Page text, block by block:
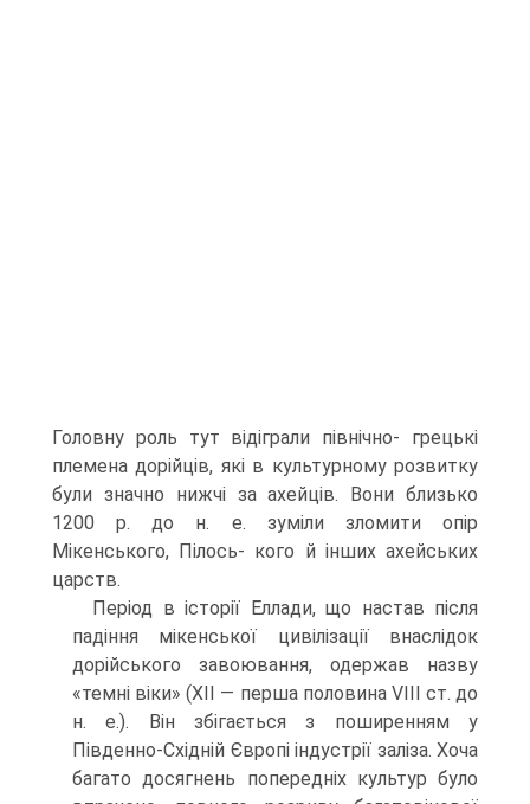
Головну роль тут відіграли північно- грецькі
племена дорійців, які в культурному розвитку
були значно нижчі за ахейців. Вони близько
1200 р. до н. е. зуміли зломити опір
Мікенського, Пілось- кого й інших ахейських
царств.
Період в історії Еллади, що настав після
падіння мікенської цивілізації вна­слідок
дорійського завоювання, одержав назву
«темні віки» (XII — перша поло­вина VIII ст. до
н. е.). Він збігається з поширенням у
Південно-Східній Європі індустрії заліза. Хоча
багато досягнень попередніх культур було